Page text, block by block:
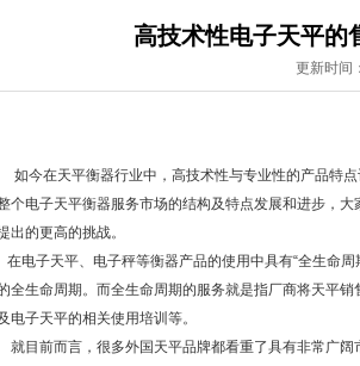
高技术性电子天平的
更新时间
如今在天平衡器行业中，高技术性与专业性的产品特
个电子天平衡器服务市场的结构及特点发展和进步，
出的更高的挑战。
在电子天平、电子秤等衡器产品的使用中具有“全生命
全生命周期。而全生命周期的服务就是指厂商将天平
电子天平的相关使用培训等。
就目前而言，很多外国天平品牌都看重了具有非常广阔